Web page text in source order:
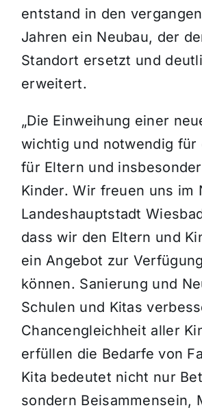
entstand in den
Jahren ein Neubau, der
Standort ersetzt und
erweitert.
„Die Einweihung einer
wichtig und notwendig für
für Eltern und
Kinder. Wir freuen uns im
Landeshauptstadt
dass wir den Eltern und
ein Angebot zur
können. Sanierung und
Schulen und Kitas
Chancengleichheit aller
erfüllen die Bedarfe von
Kita bedeutet nicht nur
sondern Beisammensein,